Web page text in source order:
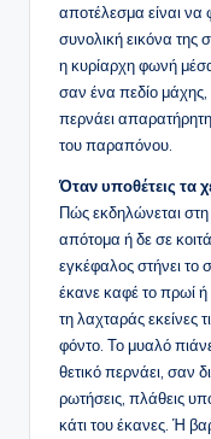
αποτέλεσμα είναι
συνολική εικόνα της
η κυρίαρχη φωνή
σαν ένα πεδίο μάχης,
περνάει
του παραπόνου.
Όταν υποθέτεις τα
Πώς εκδηλώνεται
απότομα ή δε σε
εγκέφαλος στήνει το
έκανε καφέ το πρωί
τη λαχταράς εκείνες
φόντο. Το μυαλό
θετικό περνάει, σαν
ρωτήσεις, πλάθεις
κάτι του έκανες. Ή